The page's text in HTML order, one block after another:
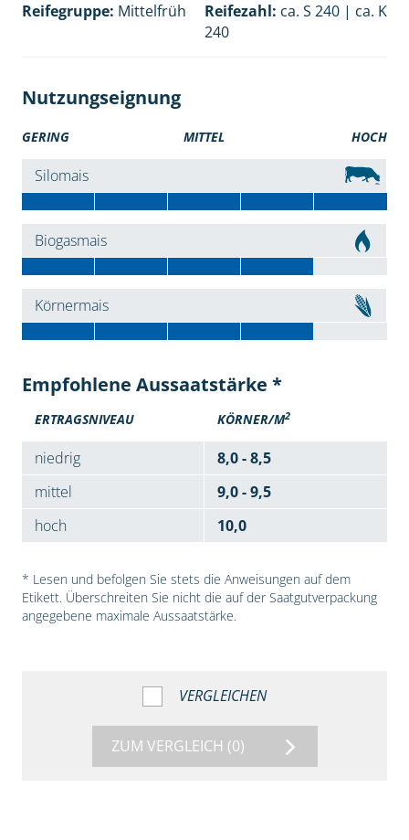
Reifegruppe: Mittelfrüh Reifezahl: ca. S 240 | ca. K
240
Nutzungseignung
GERING MITTEL HOCH
Silomais
Biogasmais
Körnermais
Empfohlene Aussaatstärke *
ERTRAGSNIVEAU KÖRNER/M2
niedrig
8,0 - 8,5
mittel
9,0 - 9,5
hoch
10,0
* Lesen und befolgen Sie stets die Anweisungen auf dem
Etikett. Überschreiten Sie nicht die auf der Saatgutverpackung
angegebene maximale Aussaatstärke.
VERGLEICHEN
ZUM VERGLEICH (0)